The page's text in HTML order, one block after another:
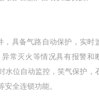
，具备气路自动保护，实时
常灭火等情况具有报警和
水位自动监控，笑气保护，
全连锁功能。